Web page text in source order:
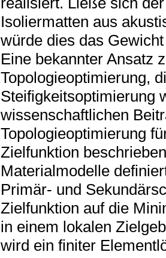
Isoliermatten aus
würde dies das
Eine bekannter Ansatz
Topologieoptimierung,
Steifigkeitsoptimierung
wissenschaftlichen
Topologieoptimierung
Zielfunktion
Materialmodelle
Primär- und
Zielfunktion auf die
in einem lokalen
wird ein finiter